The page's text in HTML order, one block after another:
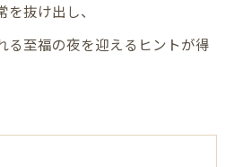
を抜け出し、
る至福の夜を迎えるヒントが得